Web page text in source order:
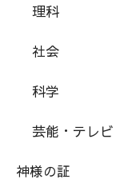
理科
社会
科学
芸能・テレビ
神様の証